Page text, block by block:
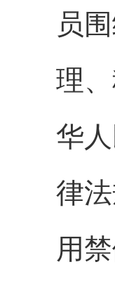
员
理
华
律
用